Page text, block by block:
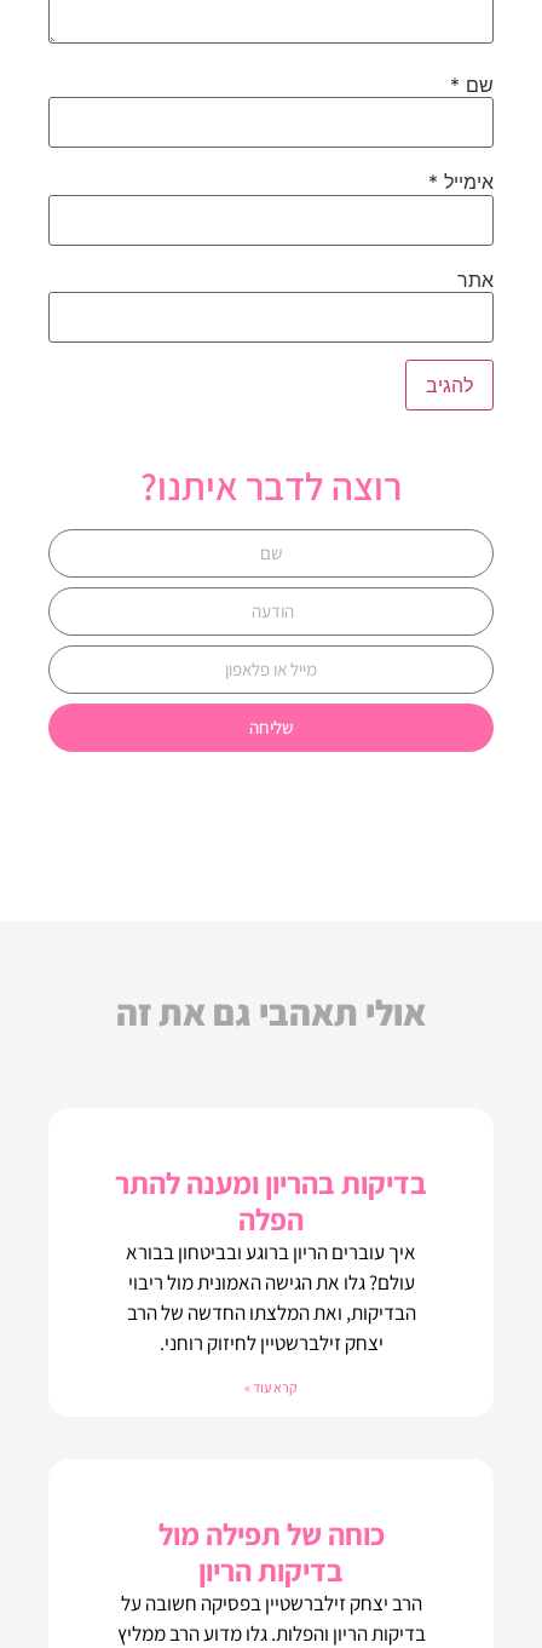
שם *
אימייל *
אתר
רוצה לדבר איתנו?
שליחה
אולי תאהבי גם את זה
בדיקות בהריון ומענה להתר
הפלה
איך עוברים הריון ברוגע ובביטחון בבורא
עולם? גלו את הגישה האמונית מול ריבוי
הבדיקות, ואת המלצתו החדשה של הרב
יצחק זילברשטיין לחיזוק רוחני.
קרא עוד »
כוחה של תפילה מול
בדיקות הריון
הרב יצחק זילברשטיין בפסיקה חשובה על
בדיקות הריון והפלות. גלו מדוע הרב ממליץ